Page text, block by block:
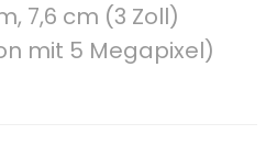
7,6 cm (3 Zoll)
mit 5 Megapixel)